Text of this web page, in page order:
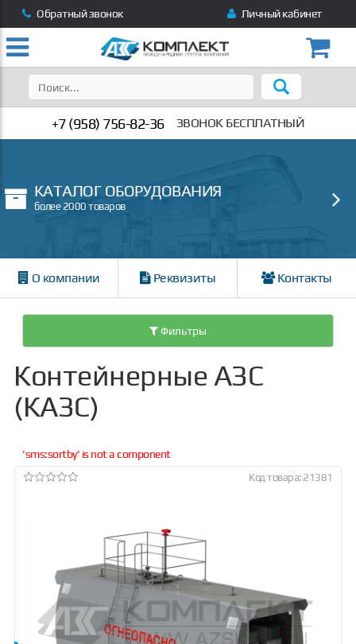
Обратный звонок Личный кабинет
+7 (958) 756-82-36 ЗВОНОК БЕСПЛАТНЫЙ
КАТАЛОГ ОБОРУДОВАНИЯ
более 2000 товаров
О компании Реквизиты Контакты
Фильтры
Контейнерные АЗС
(КАЗС)
'sms:sortby' is not a component
Код товара: 21381